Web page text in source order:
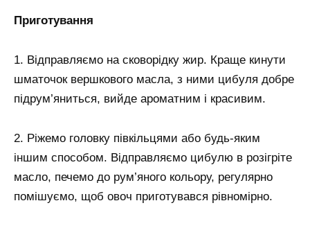
Приготування
1. Відправляємо на сковорідку жир. Краще кинути
шматочок вершкового масла, з ними цибуля добре
підрум’яниться, вийде ароматним і красивим.
2. Ріжемо головку півкільцями або будь-яким
іншим способом. Відправляємо цибулю в розігріте
масло, печемо до рум’яного кольору, регулярно
помішуємо, щоб овоч приготувався рівномірно.